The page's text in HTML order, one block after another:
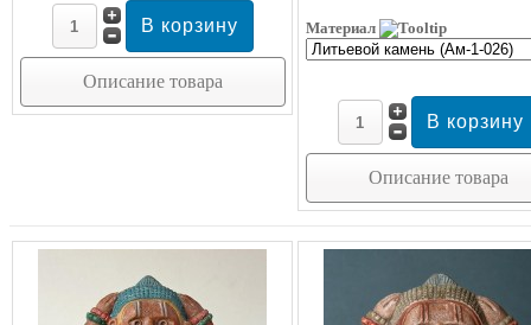
Описание товара
Материал
Описание товара